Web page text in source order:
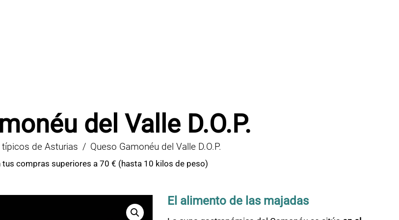
del Valle D.O.P.
de Asturias Queso Gamonéu del Valle D.O.P.
compras superiores a 70 € (hasta 10 kilos de peso)
El alimento de las majadas